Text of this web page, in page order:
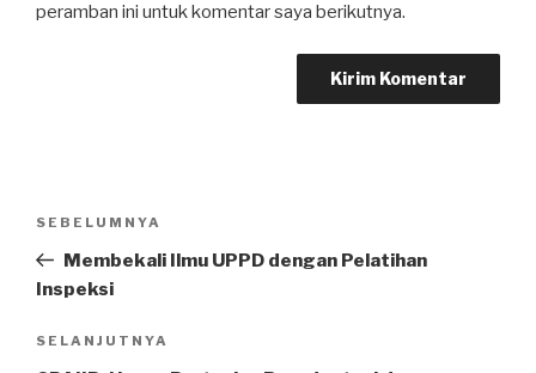
peramban ini untuk komentar saya berikutnya.
Pos
Sebelumnya
SEBELUMNYA
Membekali Ilmu UPPD dengan Pelatihan
Inspeksi
Pos
SELANJUTNYA